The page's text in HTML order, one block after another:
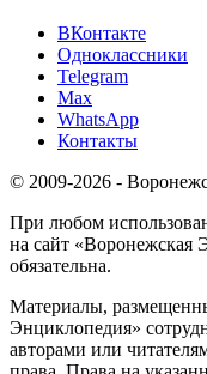
ВКонтакте
Одноклассники
Telegram
Max
WhatsApp
Контакты
© 2009-2026 -
При любом
на сайт «Воронежская
обязательна.
Материалы,
Энциклопедия»
авторами или